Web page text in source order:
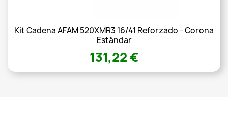
Kit Cadena AFAM 520XMR3 16/41 Reforzado - Corona
Estándar
131,22 €